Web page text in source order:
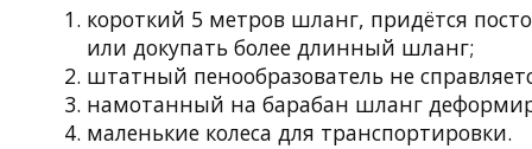
короткий 5 метров шланг, придётся
или докупать более длинный шланг;
штатный пенообразователь не
намотанный на барабан шланг
маленькие колеса для транспортировки.